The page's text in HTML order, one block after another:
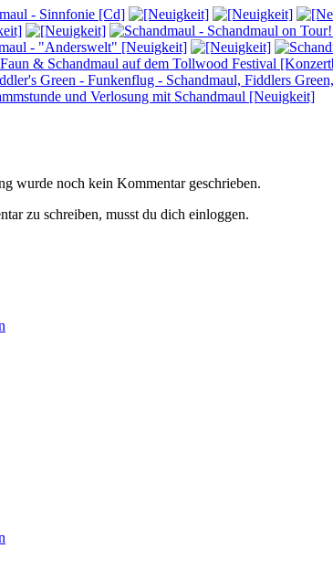
wurde noch kein Kommentar geschrieben.
zu schreiben, musst du dich einloggen.